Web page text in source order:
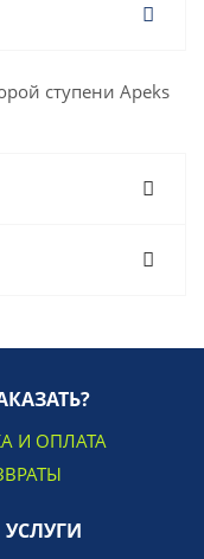
ступени Apeks
И ОПЛАТА
УСЛУГИ